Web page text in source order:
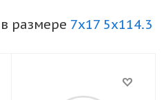
размере 7x17 5x114.3